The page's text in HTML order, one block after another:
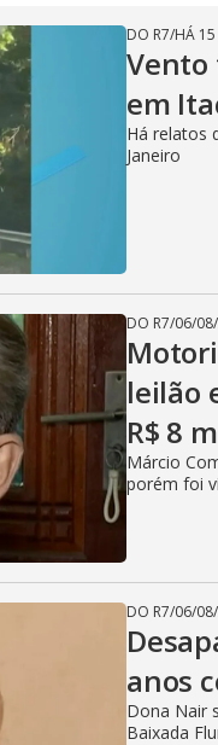
DO R7/HÁ
Vento
em
Há relatos
Janeiro
DO R7/06/
leilão
R$ 8
Márcio
porém foi
DO R7/06/
anos
Dona Nair
Baixada